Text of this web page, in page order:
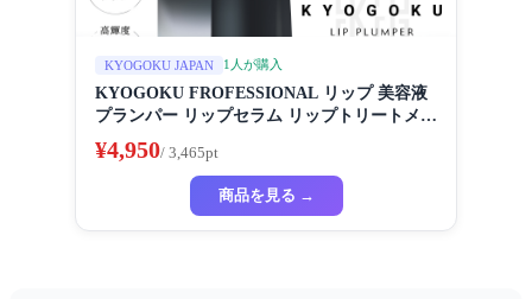
KYOGOKU JAPAN 1人が購入
KYOGOKU FROFESSIONAL リップ 美容液
プランパー リップセラム リップトリートメン
保湿 なぞなぞ 透明 リップケア シアバター
¥4,950/ 3,465pt
商品を見る →